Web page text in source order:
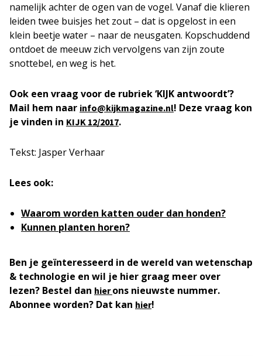
namelijk achter de ogen van de vogel. Vanaf die klieren
leiden twee buisjes het zout – dat is opgelost in een
klein beetje water – naar de neusgaten. Kopschuddend
ontdoet de meeuw zich vervolgens van zijn zoute
snottebel, en weg is het.
Ook een vraag voor de rubriek ‘KIJK antwoordt’?
Mail hem naar info@kijkmagazine.nl! Deze vraag kon
je vinden in KIJK 12/2017.
Tekst: Jasper Verhaar
Lees ook:
Waarom worden katten ouder dan honden?
Kunnen planten horen?
Ben je geïnteresseerd in de wereld van wetenschap
& technologie en wil je hier graag meer over
lezen? Bestel dan hierons nieuwste nummer.
Abonnee worden? Dat kan hier!